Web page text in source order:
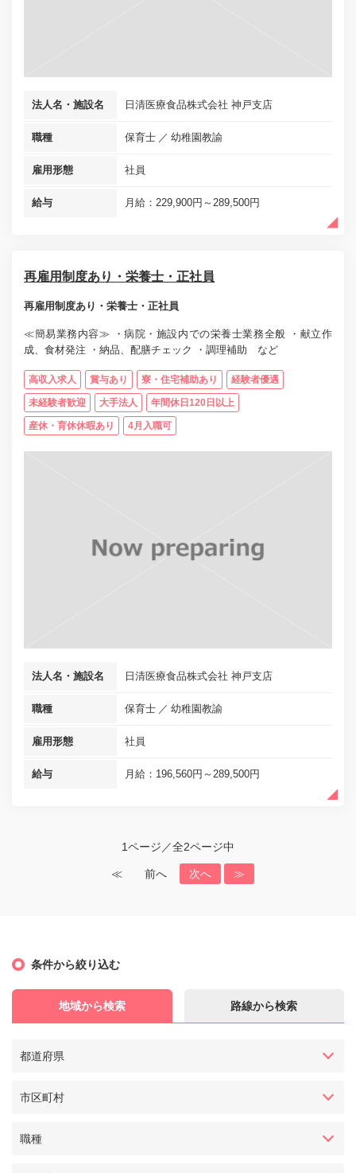
法人名・施設名 日清医療食品株式会社 神戸支店
職種 保育士 幼稚園教諭
雇用形態 社員
給与 月給：229,900円～289,500円
再雇用制度あり・栄養士・正社員
再雇用制度あり・栄養士・正社員
≪簡易業務内容≫ ・病院・施設内での栄養士業務全般 ・献立作
成、食材発注 ・納品、配膳チェック ・調理補助 など
高収入求人 賞与あり 寮・住宅補助あり 経験者優遇
未経験者歓迎 大手法人 年間休日120日以上
産休・育休休暇あり 4月入職可
法人名・施設名 日清医療食品株式会社 神戸支店
職種 保育士 幼稚園教諭
雇用形態 社員
給与 月給：196,560円～289,500円
1ページ／全2ページ中
≪ 前へ 次へ ≫
条件から絞り込む
地域から検索 路線から検索
都道府県
市区町村
職種